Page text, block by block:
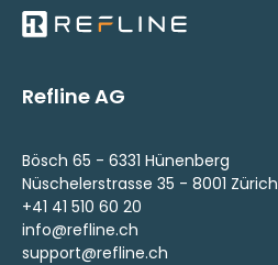
Refline AG
Bösch 65 - 6331 Hünenberg
Nüschelerstrasse 35 - 8001 Zürich
+41 41 510 60 20
info@refline.ch
support@refline.ch